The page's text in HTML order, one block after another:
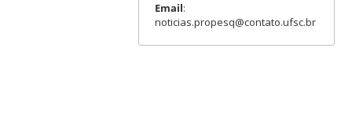
Email:
noticias.propesq@contato.ufsc.br